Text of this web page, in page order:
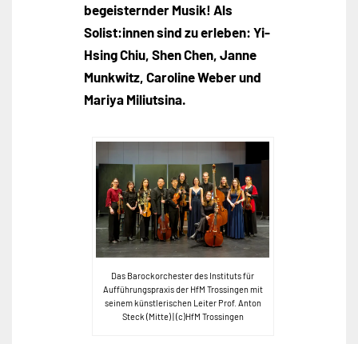
begeisternder Musik! Als
Solist:innen sind zu erleben: Yi-
Hsing Chiu, Shen Chen, Janne
Munkwitz, Caroline Weber und
Mariya Miliutsina.
Das Barockorchester des Instituts für
Aufführungspraxis der HfM Trossingen mit
seinem künstlerischen Leiter Prof. Anton
Steck (Mitte) | (c)HfM Trossingen